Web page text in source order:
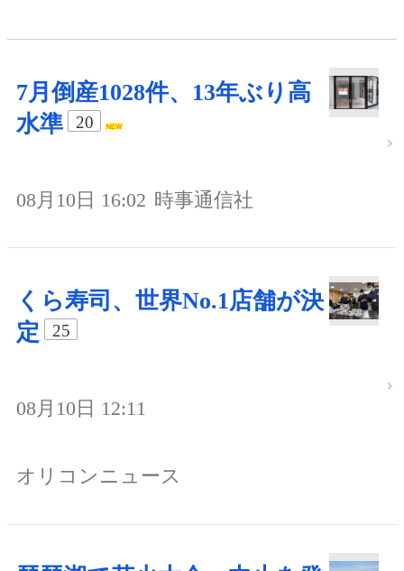
7月倒産1028件、13年ぶり高
水準
20
08月10日 16:02 時事通信社
くら寿司、世界No.1店舗が決
定
25
08月10日 12:11
オリコンニュース